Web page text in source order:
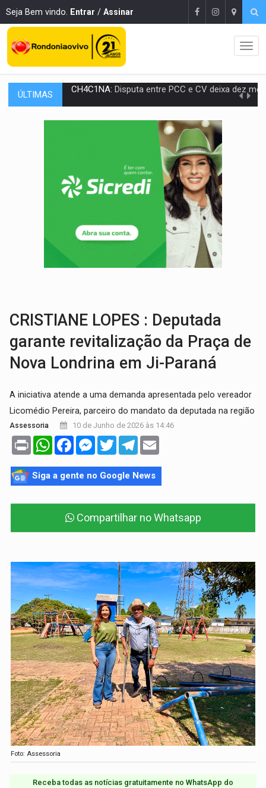
Seja Bem vindo. Entrar / Assinar
ÚLTIMAS IMUNIZAÇÃO:Prefeitura inicia campanha de multivacinação para crianças
QUIRINUS:Draco faz operação para prender faccionados que atacaram
Operação Brasil Contra o Crime apreende quase meia
SUPER EL NIÑO:Trabalho inédito vai garantir água potável para
FAMÍLIA MORREU:Identificadas as cinco vítimas de acidente na BR-364,
BRASIL CONTRA O CRIME:Acusado de guardar armas de facção é preso com
TRAGÉDIA:Sobe para cinco o número de mortos em colisão entre carreta e
TRANSPORTE DE ARROZ: MPF assegura cumprimento da legislação sobre
CRISTIANE LOPES : Deputada
garante revitalização da Praça de
Nova Londrina em Ji-Paraná
A iniciativa atende a uma demanda apresentada pelo vereador
Licomédio Pereira, parceiro do mandato da deputada na região
Assessoria 10 de Junho de 2026 às 14:46
Print WhatsAppFacebookMessenger
TwitterTelegram
Siga a gente no Google News
Compartilhar no Whatsapp
Foto: Assessoria
Receba todas as notícias gratuitamente no WhatsApp do